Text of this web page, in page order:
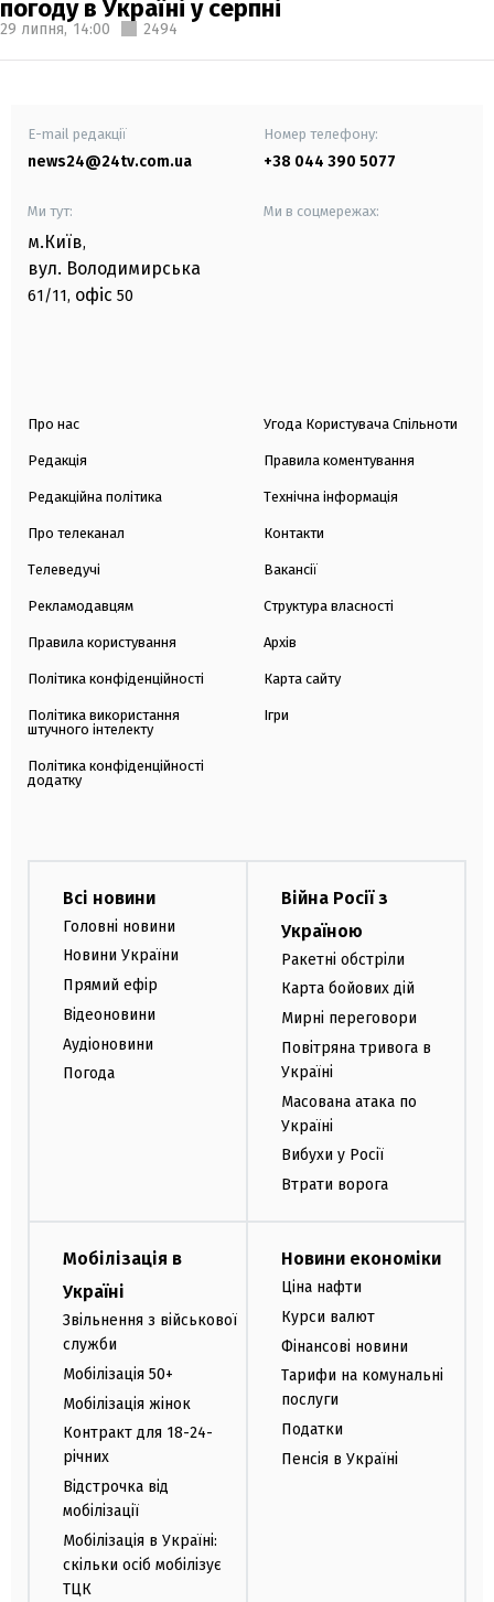
погоду в Україні у серпні
29 липня, 14:00 2494
E-mail редакції
news24@24tv.com.ua
Номер телефону:
+38 044 390 5077
Ми тут:
м.Київ,
вул. Володимирська
61/11, офіс 50
Ми в соцмережах:
Про нас
Редакція
Редакційна політика
Про телеканал
Телеведучі
Рекламодавцям
Правила користування
Політика конфіденційності
Політика використання
штучного інтелекту
Політика конфіденційності
додатку
Угода Користувача Спільноти
Правила коментування
Технічна інформація
Контакти
Вакансії
Структура власності
Архів
Карта сайту
Ігри
Всі новини
Головні новини
Новини України
Прямий ефір
Відеоновини
Аудіоновини
Погода
Війна Росії з
Україною
Ракетні обстріли
Карта бойових дій
Мирні переговори
Повітряна тривога в
Україні
Масована атака по
Україні
Вибухи у Росії
Втрати ворога
Мобілізація в
Україні
Звільнення з військової
служби
Мобілізація 50+
Мобілізація жінок
Контракт для 18-24-
річних
Відстрочка від
мобілізації
Мобілізація в Україні:
скільки осіб мобілізує
ТЦК
Новини економіки
Ціна нафти
Курси валют
Фінансові новини
Тарифи на комунальні
послуги
Податки
Пенсія в Україні